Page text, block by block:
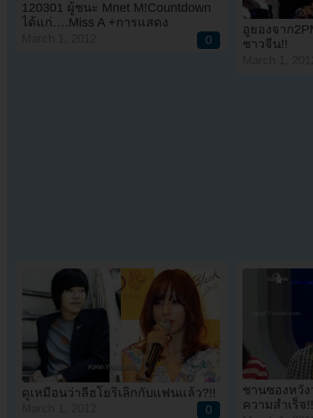
120301 ผู้ชนะ Mnet M!Countdown
ได้แก่….Miss A +การแสดง
0
อูยองจาก
ชาวจีน!!
ดูเหมือนว่าลีฮโยริเลิกกับแฟนแล้ว?!!
0
ชานซองหวัง
ความสำเร็จ!!